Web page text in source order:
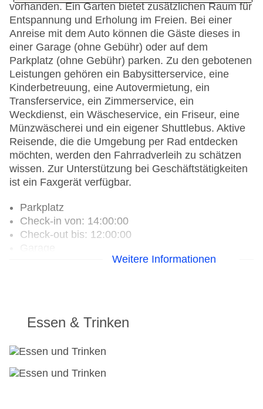
vorhanden. Ein Garten bietet zusätzlichen Raum für
Entspannung und Erholung im Freien. Bei einer
Anreise mit dem Auto können die Gäste dieses in
einer Garage (ohne Gebühr) oder auf dem
Parkplatz (ohne Gebühr) parken. Zu den gebotenen
Leistungen gehören ein Babysitterservice, eine
Kinderbetreuung, eine Autovermietung, ein
Transferservice, ein Zimmerservice, ein
Weckdienst, ein Wäscheservice, ein Friseur, eine
Münzwäscherei und ein eigener Shuttlebus. Aktive
Reisende, die die Umgebung per Rad entdecken
möchten, werden den Fahrradverleih zu schätzen
wissen. Zur Unterstützung bei Geschäftstätigkeiten
ist ein Faxgerät verfügbar.
Parkplatz
Check-in von: 14:00:00
Check-out bis: 12:00:00
Garten: ohne Gebühr
Sonnenterrasse
Gesamtanzahl der Zimmer: 16
am Pool, Liegen am Pool
Landeskategorie: 3 Sterne
Weitere Informationen
Essen & Trinken